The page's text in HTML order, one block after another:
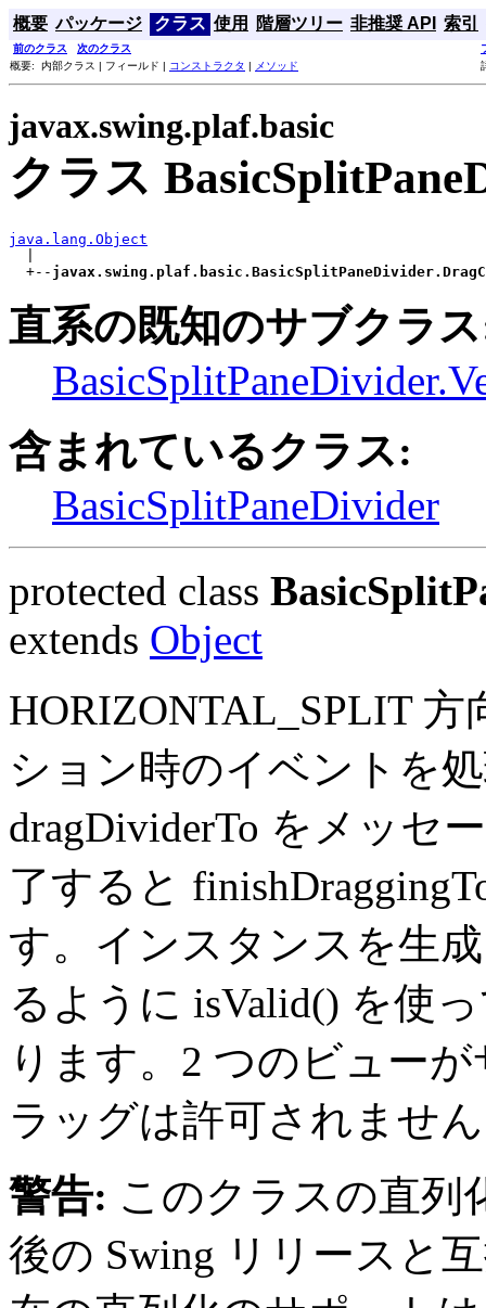
概要 パッケージ クラス 使用 階層ツリー 非推奨 API 索引
前のクラス 次のクラス
概要: 内部クラス | フィールド | コンストラクタ | メソッド
javax.swing.plaf.basic
クラス
java.lang.Object
  +--
直系の既知のサブクラ
含まれているクラス:
BasicSplitPaneDivider
protected class
extends Object
HORIZONTAL_SPLIT
ション時のイベントを
dragDividerTo をメッセ
了すると
す。インスタンスを生
るように isValid() を使
ります。2 つのビュー
ラッグは許可されませ
警告: このクラスの直列
後の Swing リリースと